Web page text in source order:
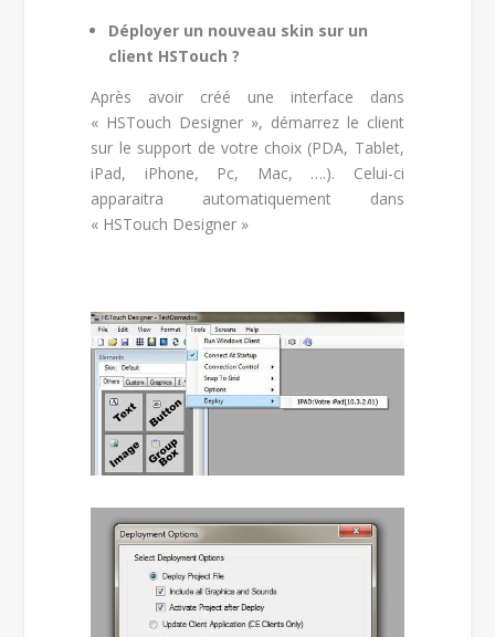
Déployer un nouveau skin sur un
client HSTouch ?
Après avoir créé une interface dans
« HSTouch Designer », démarrez le client
sur le support de votre choix (PDA, Tablet,
iPad, iPhone, Pc, Mac, ….). Celui-ci
apparaitra automatiquement dans
« HSTouch Designer »